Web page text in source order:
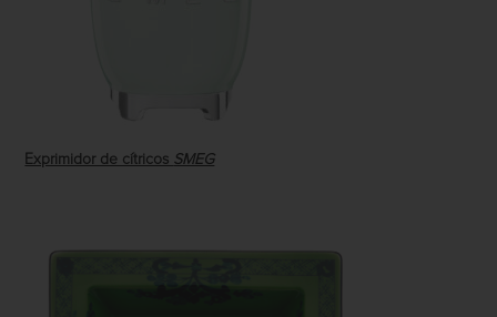
Exprimidor de cítricos SMEG